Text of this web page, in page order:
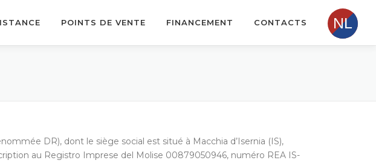
POINTS DE VENTE FINANCEMENT CONTACTS
DR), dont le siège social est situé à Macchia d’Isernia (IS),
au Registro Imprese del Molise 00879050946, numéro REA IS-